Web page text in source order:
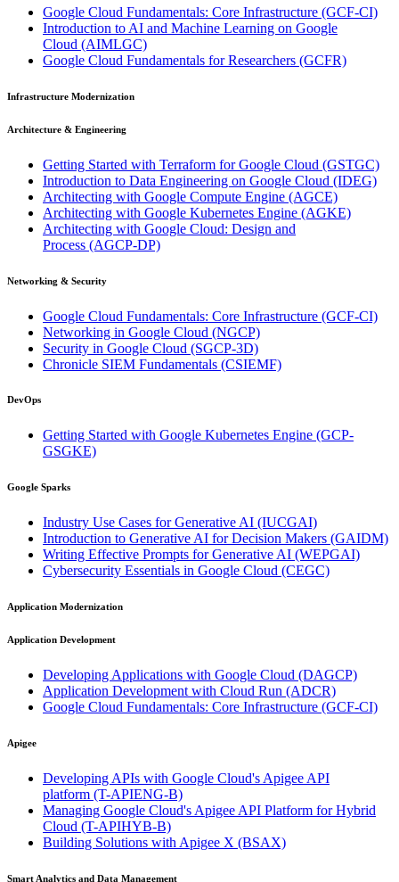
Google Cloud Fundamentals: Core Infrastructure (GCF-CI)
Introduction to AI and Machine Learning on Google
Cloud (AIMLGC)
Google Cloud Fundamentals for Researchers (GCFR)
Infrastructure Modernization
Architecture & Engineering
Getting Started with Terraform for Google Cloud (GSTGC)
Introduction to Data Engineering on Google Cloud (IDEG)
Architecting with Google Compute Engine (AGCE)
Architecting with Google Kubernetes Engine (AGKE)
Architecting with Google Cloud: Design and
Process (AGCP-DP)
Networking & Security
Google Cloud Fundamentals: Core Infrastructure (GCF-CI)
Networking in Google Cloud (NGCP)
Security in Google Cloud (SGCP-3D)
Chronicle SIEM Fundamentals (CSIEMF)
DevOps
Getting Started with Google Kubernetes Engine (GCP-
GSGKE)
Google Sparks
Industry Use Cases for Generative AI (IUCGAI)
Introduction to Generative AI for Decision Makers (GAIDM)
Writing Effective Prompts for Generative AI (WEPGAI)
Cybersecurity Essentials in Google Cloud (CEGC)
Application Modernization
Application Development
Developing Applications with Google Cloud (DAGCP)
Application Development with Cloud Run (ADCR)
Google Cloud Fundamentals: Core Infrastructure (GCF-CI)
Apigee
Developing APIs with Google Cloud's Apigee API
platform (T-APIENG-B)
Managing Google Cloud's Apigee API Platform for Hybrid
Cloud (T-APIHYB-B)
Building Solutions with Apigee X (BSAX)
Smart Analytics and Data Management